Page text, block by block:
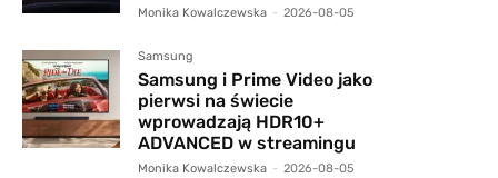
Monika Kowalczewska - 2026-08-05
Samsung
Samsung i Prime Video jako
pierwsi na świecie
wprowadzają HDR10+
ADVANCED w streamingu
Monika Kowalczewska - 2026-08-05